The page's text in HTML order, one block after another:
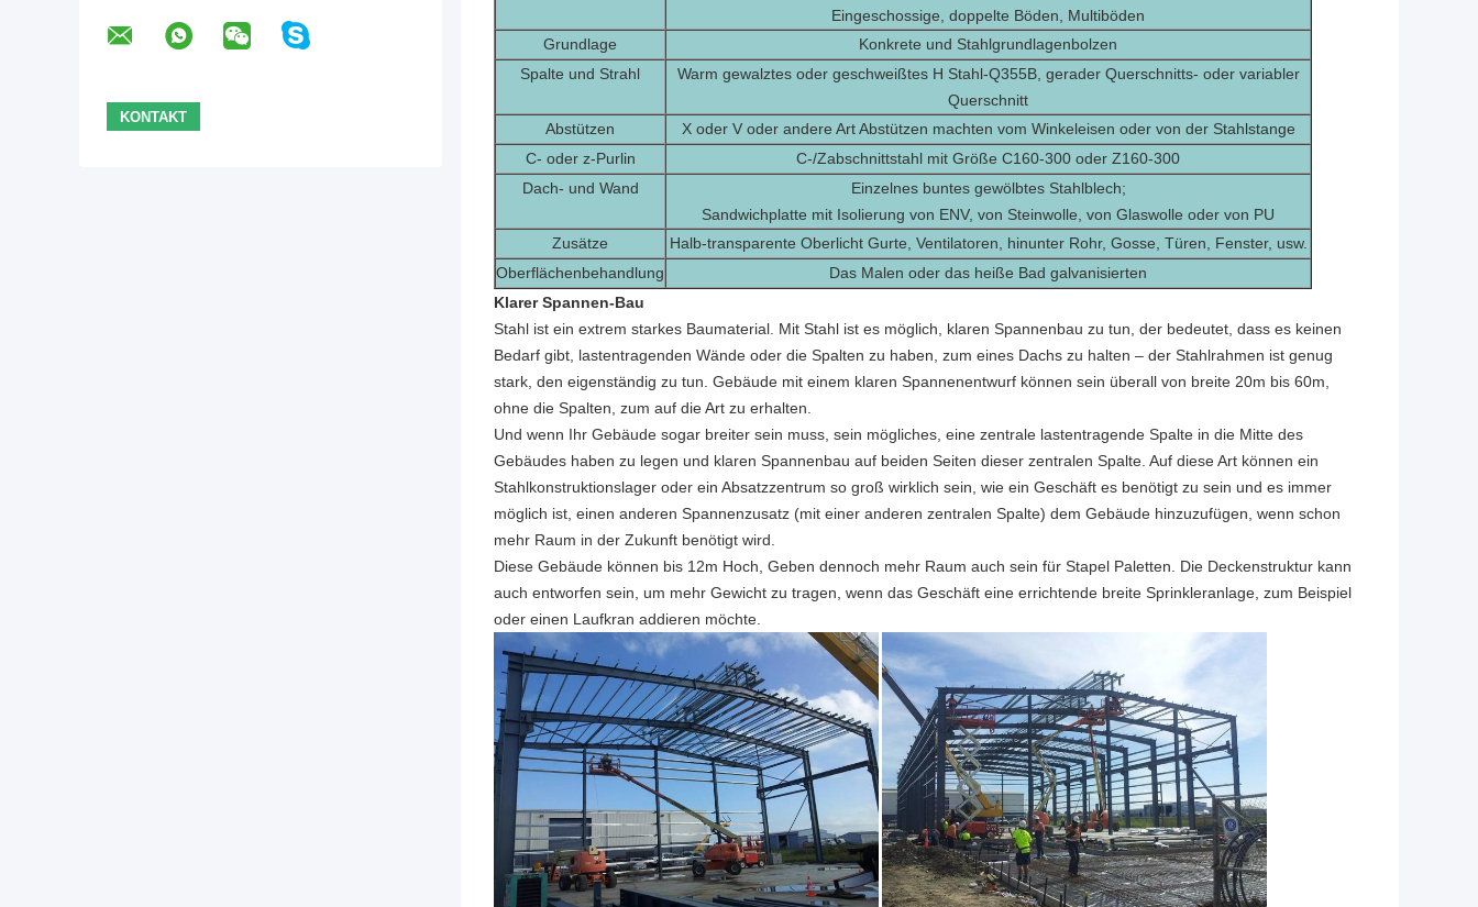
Eingeschossige, doppelte Böden, Multiböden
Grundlage
Konkrete und Stahlgrundlagenbolzen
Spalte und Strahl
Warm gewalztes oder geschweißtes H Stahl-Q355B, gerader Querschnitts- oder variabler
Querschnitt
Abstützen
X oder V oder andere Art Abstützen machten vom Winkeleisen oder von der Stahlstange
C- oder z-Purlin
C-/Zabschnittstahl mit Größe C160-300 oder Z160-300
Dach- und Wand
Einzelnes buntes gewölbtes Stahlblech;
Sandwichplatte mit Isolierung von ENV, von Steinwolle, von Glaswolle oder von PU
Zusätze
Halb-transparente Oberlicht Gurte, Ventilatoren, hinunter Rohr, Gosse, Türen, Fenster, usw.
Oberflächenbehandlung
Das Malen oder das heiße Bad galvanisierten
Klarer Spannen-Bau
Stahl ist ein extrem starkes Baumaterial. Mit Stahl ist es möglich, klaren Spannenbau zu tun, der bedeutet, dass es keinen
Bedarf gibt, lastentragenden Wände oder die Spalten zu haben, zum eines Dachs zu halten – der Stahlrahmen ist genug
stark, den eigenständig zu tun. Gebäude mit einem klaren Spannenentwurf können sein überall von breite 20m bis 60m,
ohne die Spalten, zum auf die Art zu erhalten.
Und wenn Ihr Gebäude sogar breiter sein muss, sein mögliches, eine zentrale lastentragende Spalte in die Mitte des
Gebäudes haben zu legen und klaren Spannenbau auf beiden Seiten dieser zentralen Spalte. Auf diese Art können ein
Stahlkonstruktionslager oder ein Absatzzentrum so groß wirklich sein, wie ein Geschäft es benötigt zu sein und es immer
möglich ist, einen anderen Spannenzusatz (mit einer anderen zentralen Spalte) dem Gebäude hinzuzufügen, wenn schon
mehr Raum in der Zukunft benötigt wird.
Diese Gebäude können bis 12m Hoch, Geben dennoch mehr Raum auch sein für Stapel Paletten. Die Deckenstruktur kann
auch entworfen sein, um mehr Gewicht zu tragen, wenn das Geschäft eine errichtende breite Sprinkleranlage, zum Beispiel
oder einen Laufkran addieren möchte.